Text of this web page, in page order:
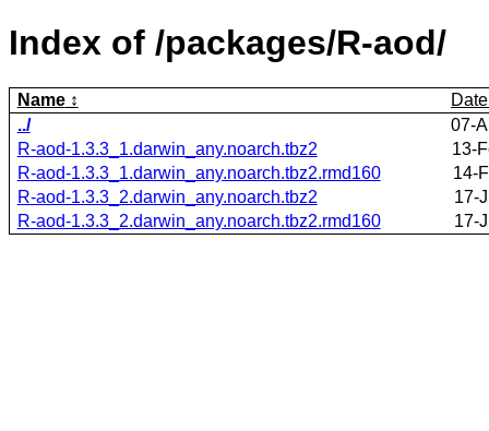
Index of /packages/R-aod/
Name
Date
../
07-
R-aod-1.3.3_1.darwin_any.noarch.tbz2
13-
R-aod-1.3.3_1.darwin_any.noarch.tbz2.rmd160
14-
R-aod-1.3.3_2.darwin_any.noarch.tbz2
17-
R-aod-1.3.3_2.darwin_any.noarch.tbz2.rmd160
17-